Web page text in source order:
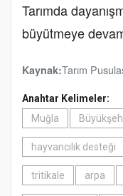
Tarımda
büyütmeye
Kaynak:Tarım
Anahtar Kelimeler:
Muğla
hayvancılık desteği
tritikale arpa